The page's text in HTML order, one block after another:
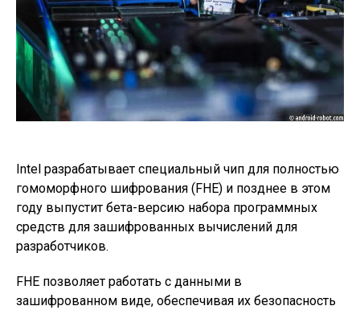
Intel разрабатывает специальный чип для полностью
гомоморфного шифрования (FHE) и позднее в этом
году выпустит бета-версию набора программных
средств для зашифрованных вычислений для
разработчиков.
FHE позволяет работать с данными в
зашифрованном виде, обеспечивая их безопасность